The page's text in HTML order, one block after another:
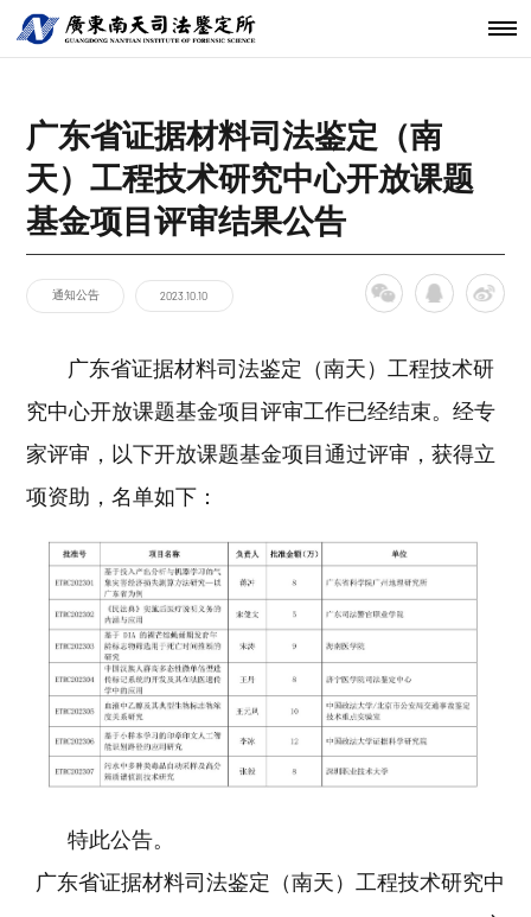
关于南天
发展历程
核心团队
机构文化
科技研发
分支机构
鉴定服务
鉴定指南
法规标准
经典案例
物证类鉴定
声像资料类
鉴定
文件形成时
间鉴定
新闻资讯
通知公告
行业动态
工程中心
开放课题
联系我们
广东省证据材料司法鉴定（南
天）工程技术研究中心开放课题
基金项目评审结果公告
通知公告 2023.10.10
广东省证据材料司法鉴定（南天）工程技术研
究中心开放课题基金项目评审工作已经结束。经专
家评审，以下开放课题基金项目通过评审，获得立
项资助，名单如下：
特此公告。
广东省证据材料司法鉴定（南天）工程技术研究中